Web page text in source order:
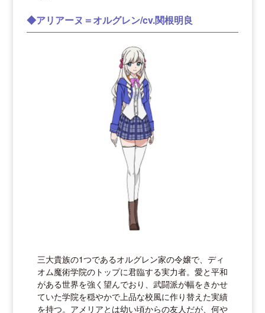
◆アリアーヌ＝オルグレン/cv.関根明良
三大貴族の1つであるオルグレン家の令嬢で、ディ
オム魔術学院のトップに君臨する実力者。愛と平和
がある世界を強く望んでおり、武闘派が幅をきかせ
ていた学院を穏やかで上品な校風に作り替えた実績
を持つ。アメリアとは幼い頃からの友人だが、何や